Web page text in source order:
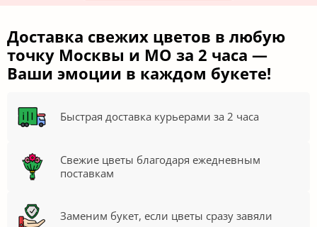
Доставка свежих цветов в любую
точку Москвы и МО за 2 часа —
Ваши эмоции в каждом букете!
Быстрая доставка курьерами за 2 часа
Свежие цветы благодаря ежедневным
поставкам
Заменим букет, если цветы сразу завяли